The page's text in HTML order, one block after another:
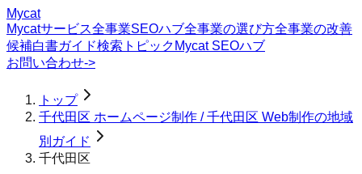
Mycat
Mycatサービス全事業SEOハブ全事業の選び方全事業の改善
候補白書ガイド検索トピック Mycat SEOハブ
お問い合わせ->
トップ
千代田区 ホームページ制作 / 千代田区 Web制作の地域
別ガイド
千代田区